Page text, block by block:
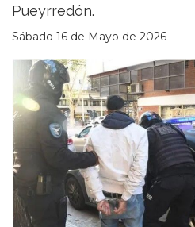
Pueyrredón.
Sábado 16 de Mayo de 2026